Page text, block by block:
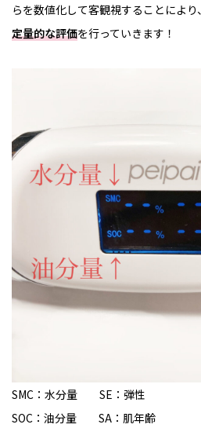
らを数値化して客観視することにより、
定量的な評価を行っていきます！
SMC：水分量 SE：弾性
SOC：油分量 SA：肌年齢